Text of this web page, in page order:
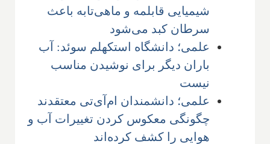
شیمیایی قابلمه و ماهی‌تابه باعث
سرطان کبد می‌شود
علمی؛ دانشگاه استکهلم سوئد: آب
باران دیگر برای نوشیدن مناسب
نیست
علمی؛ دانشمندان ام‌آی‌تی معتقدند
چگونگی معکوس کردن تغییرات آب و
هوایی را کشف کرده‌اند